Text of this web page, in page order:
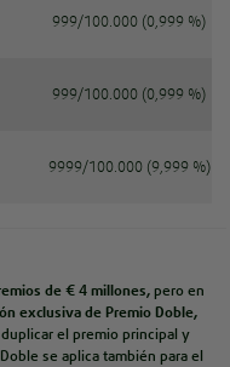
999/100.000 (0,999 %)
999/100.000 (0,999 %)
9999/100.000 (9,999 %)
de € 4 millones,pero en
exclusiva de Premio Doble,
el premio principal y
se aplica también para el